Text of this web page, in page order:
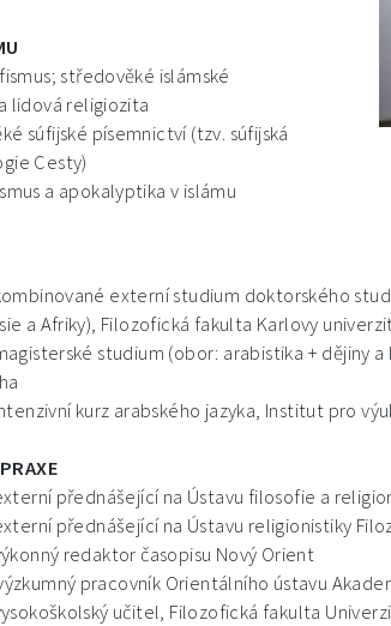
středověké islámské
lidová religiozita
súfijské písemnictví (tzv. súfijská
Cesty)
a apokalyptika v islámu
externí studium doktorského
a Afriky), Filozofická fakulta Karlovy
studium (obor: arabistika + dějiny
kurz arabského jazyka, Institut pro
přednášející na Ústavu filosofie a
přednášející na Ústavu religionistiky
redaktor časopisu Nový Orient
pracovník Orientálního ústavu
učitel, Filozofická fakulta